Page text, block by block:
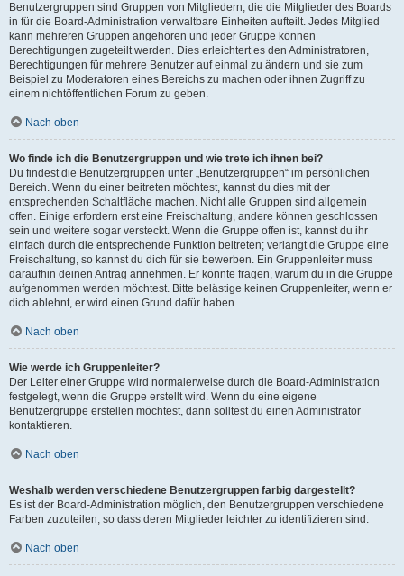
Benutzergruppen sind Gruppen von Mitgliedern, die die Mitglieder des Boards
in für die Board-Administration verwaltbare Einheiten aufteilt. Jedes Mitglied
kann mehreren Gruppen angehören und jeder Gruppe können
Berechtigungen zugeteilt werden. Dies erleichtert es den Administratoren,
Berechtigungen für mehrere Benutzer auf einmal zu ändern und sie zum
Beispiel zu Moderatoren eines Bereichs zu machen oder ihnen Zugriff zu
einem nichtöffentlichen Forum zu geben.
Nach oben
Wo finde ich die Benutzergruppen und wie trete ich ihnen bei?
Du findest die Benutzergruppen unter „Benutzergruppen“ im persönlichen
Bereich. Wenn du einer beitreten möchtest, kannst du dies mit der
entsprechenden Schaltfläche machen. Nicht alle Gruppen sind allgemein
offen. Einige erfordern erst eine Freischaltung, andere können geschlossen
sein und weitere sogar versteckt. Wenn die Gruppe offen ist, kannst du ihr
einfach durch die entsprechende Funktion beitreten; verlangt die Gruppe eine
Freischaltung, so kannst du dich für sie bewerben. Ein Gruppenleiter muss
daraufhin deinen Antrag annehmen. Er könnte fragen, warum du in die Gruppe
aufgenommen werden möchtest. Bitte belästige keinen Gruppenleiter, wenn er
dich ablehnt, er wird einen Grund dafür haben.
Nach oben
Wie werde ich Gruppenleiter?
Der Leiter einer Gruppe wird normalerweise durch die Board-Administration
festgelegt, wenn die Gruppe erstellt wird. Wenn du eine eigene
Benutzergruppe erstellen möchtest, dann solltest du einen Administrator
kontaktieren.
Nach oben
Weshalb werden verschiedene Benutzergruppen farbig dargestellt?
Es ist der Board-Administration möglich, den Benutzergruppen verschiedene
Farben zuzuteilen, so dass deren Mitglieder leichter zu identifizieren sind.
Nach oben